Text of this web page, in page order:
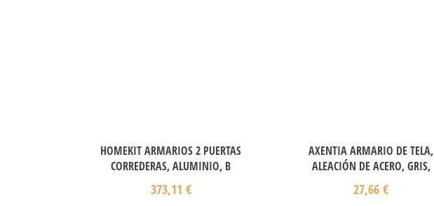
HOMEKIT ARMARIOS 2 PUERTAS
CORREDERAS, ALUMINIO, B
373,11 €
AXENTIA ARMARIO DE TELA,
ALEACIÓN DE ACERO, GRIS,
27,66€